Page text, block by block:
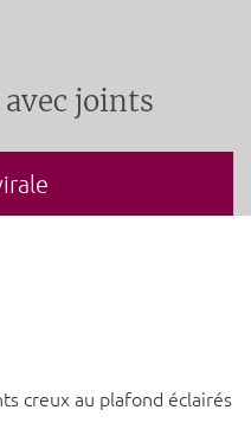
joints
creux au plafond éclairés